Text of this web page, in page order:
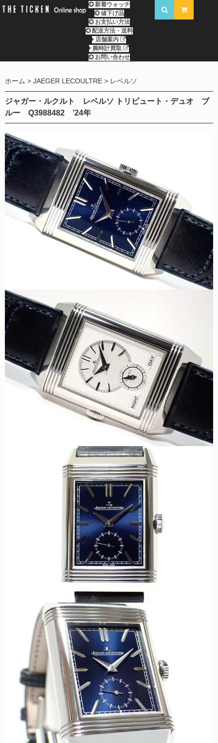
新着ウォッチ
値下げ品
お支払い方法
配送方法・送料
店舗案内
腕時計買取
お問い合わせ
ホーム JAEGER LECOULTRE レベルソ
ジャガー・ルクルト レベルソ トリビュート・デュオ ブ
ルー Q3988482 ’24年